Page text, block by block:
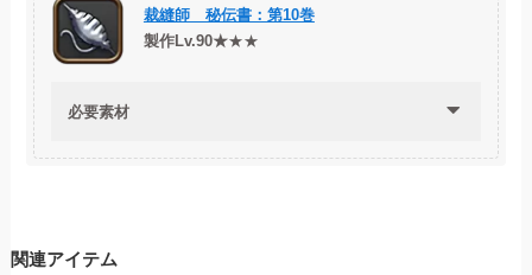
裁縫師 秘伝書：第10巻
製作Lv.90★★★
必要素材
関連アイテム